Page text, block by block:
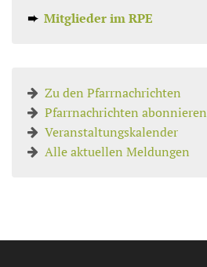
➨ Mitglieder im RPE
Zu den Pfarrnachrichten
Pfarrnachrichten abonnieren
Veranstaltungskalender
Alle aktuellen Meldungen